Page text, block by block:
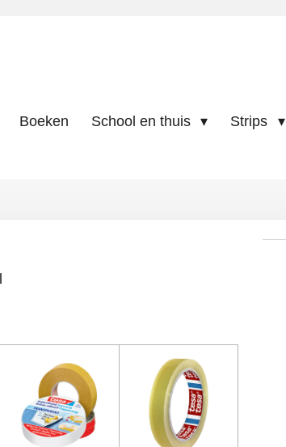
Boeken School en thuis Strips